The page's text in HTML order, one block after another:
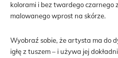
kolorami i bez twardego czarnego
malowanego wprost na skórze.
Wyobraź sobie, że artysta ma do
igłę z tuszem – i używa jej